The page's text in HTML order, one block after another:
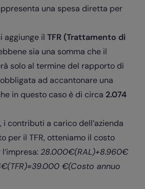
una spesa diretta per
aggiunge il TFR (Trattamento di
sia una somma che il
solo al termine del rapporto di
obbligata ad accantonare una
in questo caso è di circa 2.074
i contributi a carico dell’azienda
per il TFR, otteniamo il costo
28.000€(RAL)+8.960€
€(Costo annuo